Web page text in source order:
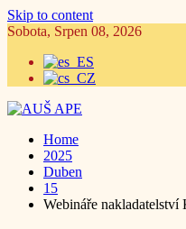
Skip to content
Sobota, Srpen 08, 2026
Home
2025
Duben
15
Webináře nakladatelství